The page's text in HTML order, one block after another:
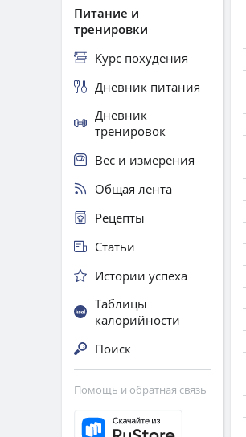
Питание и
тренировки
Курс похудения
Дневник питания
Дневник
тренировок
Вес и измерения
Общая лента
Рецепты
Статьи
Истории успеха
Таблицы
калорийности
Поиск
Помощь и обратная связь